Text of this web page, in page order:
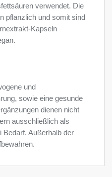
verwendet. Die
pflanzlich und somit sind
Kapseln
und
sowie eine gesunde
dienen nicht
ausschließlich als
Bedarf. Außerhalb der